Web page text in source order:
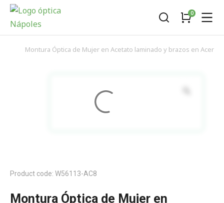
You are here:
Montura Óptica de Mujer en Acetato laminado y brazos en Acero
Product code: W56113-AC8
Montura Óptica de Mujer en